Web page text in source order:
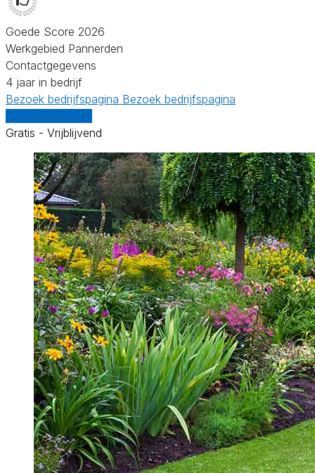
Goede Score 2026
Werkgebied Pannerden
Contactgegevens
4 jaar in bedrijf
Bezoek bedrijfspagina Bezoek bedrijfspagina
Gratis - Vrijblijvend